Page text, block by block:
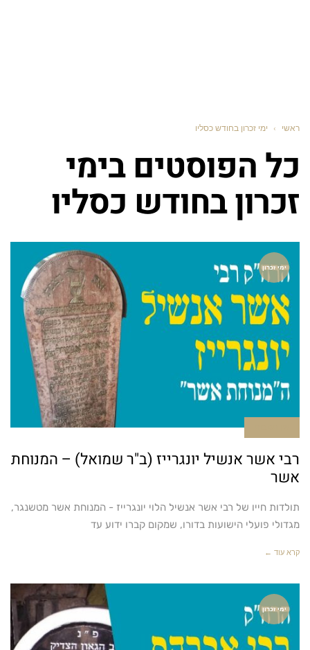
ראשי › ימי זכרון בחודש כסליו
כל הפוסטים בימי
זכרון בחודש כסליו
ימי זכרון
רבי אשר אנשיל יונגרייז (ב"ר שמואל) – המנוחת
אשר
תולדות חייו של רבי אשר אנשיל הלוי יונגרייז - המנוחת אשר מטשנגר,
מגדולי פועלי הישועות בדורו, שמקום קברו ידוע עד
קרא עוד ←
ימי זכרון